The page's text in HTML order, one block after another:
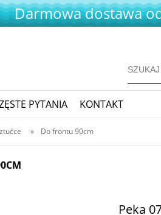
Darmowa dostawa
PYTANIA KONTAKT
» Do frontu 90cm
Peka